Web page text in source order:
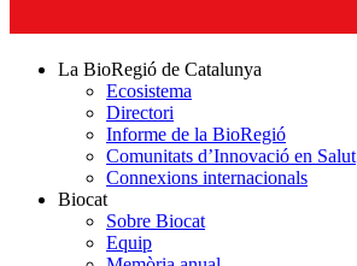
La BioRegió de Catalunya
Ecosistema
Directori
Informe de la BioRegió
Comunitats d’Innovació en Salut
Connexions internacionals
Biocat
Sobre Biocat
Equip